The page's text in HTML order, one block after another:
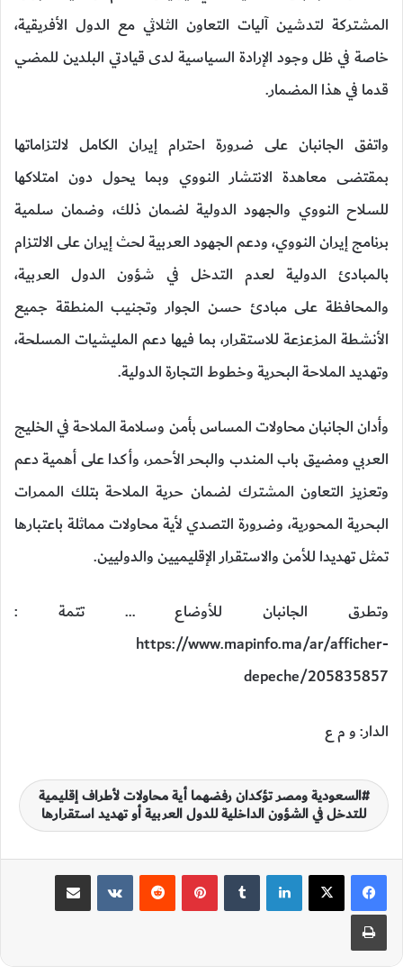
المشتركة لتدشين آليات التعاون الثلاثي مع الدول الأفريقية،
خاصة في ظل وجود الإرادة السياسية لدى قيادتي البلدين للمضي
قدما في هذا المضمار.
واتفق الجانبان على ضرورة احترام إيران الكامل لالتزاماتها
بمقتضى معاهدة الانتشار النووي وبما يحول دون امتلاكها
للسلاح النووي والجهود الدولية لضمان ذلك، وضمان سلمية
برنامج إيران النووي، ودعم الجهود العربية لحث إيران على الالتزام
بالمبادئ الدولية لعدم التدخل في شؤون الدول العربية،
والمحافظة على مبادئ حسن الجوار وتجنيب المنطقة جميع
الأنشطة المزعزعة للاستقرار، بما فيها دعم المليشيات المسلحة،
وتهديد الملاحة البحرية وخطوط التجارة الدولية.
وأدان الجانبان محاولات المساس بأمن وسلامة الملاحة في الخليج
العربي ومضيق باب المندب والبحر الأحمر، وأكدا على أهمية دعم
وتعزيز التعاون المشترك لضمان حرية الملاحة بتلك الممرات
البحرية المحورية، وضرورة التصدي لأية محاولات مماثلة باعتبارها
تمثل تهديدا للأمن والاستقرار الإقليميين والدوليين.
وتطرق الجانبان للأوضاع … تتمة :
https://www.mapinfo.ma/ar/afficher-
depeche/205835857
الدار: و م ع
السعودية ومصر تؤكدان رفضهما أية محاولات لأطراف إقليمية
للتدخل في الشؤون الداخلية للدول العربية أو تهديد استقرارها
لينكدإن بينتيريست